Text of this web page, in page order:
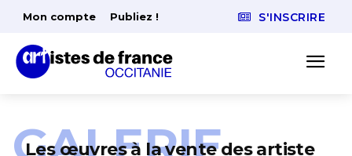
Mon compte Publiez ! S'INSCRIRE
Les œuvres à la vente des artiste